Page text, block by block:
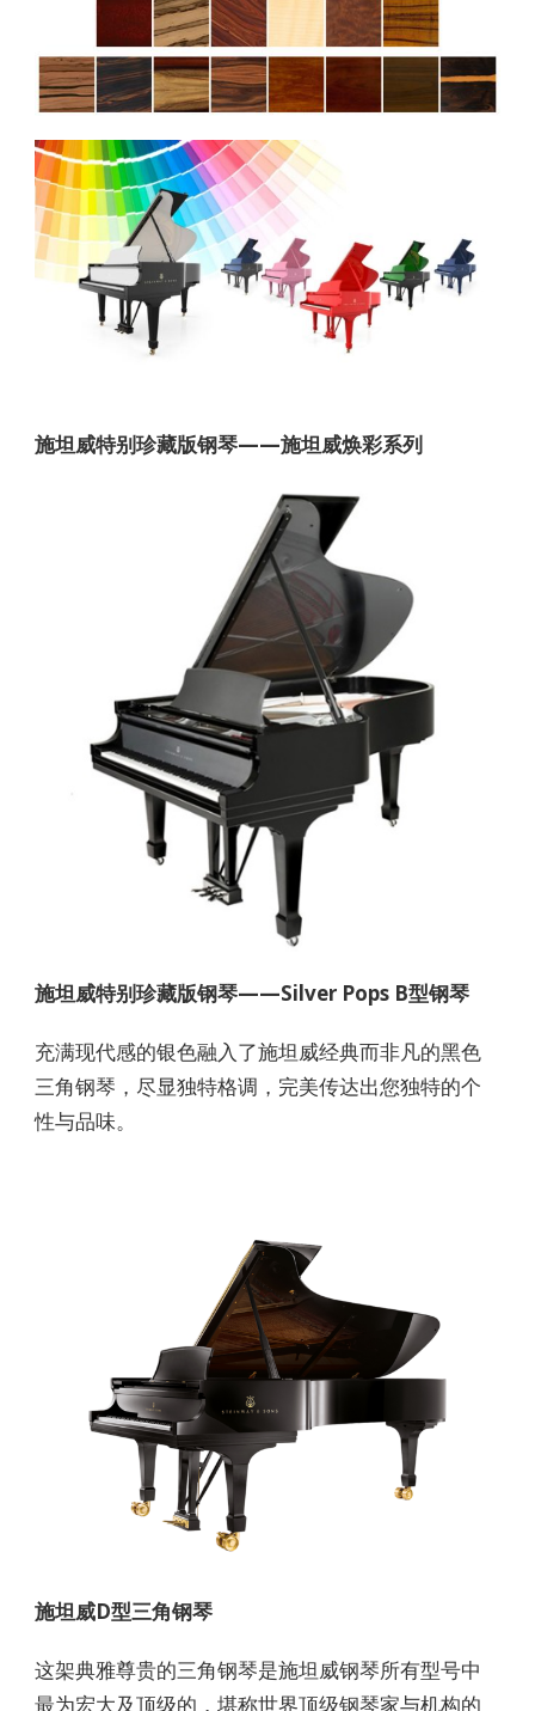
施坦威特别珍藏版钢琴——施坦威焕彩系列
施坦威特别珍藏版钢琴——Silver Pops B型钢琴
充满现代感的银色融入了施坦威经典而非凡的黑色
三角钢琴，尽显独特格调，完美传达出您独特的个
性与品味。
施坦威D型三角钢琴
这架典雅尊贵的三角钢琴是施坦威钢琴所有型号中
最为宏大及顶级的，堪称世界顶级钢琴家与机构的